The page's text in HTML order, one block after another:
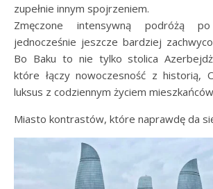
zupełnie innym spojrzeniem.
Zmęczone intensywną podróżą
jednocześnie jeszcze bardziej
Bo Baku to nie tylko stolica
które łączy nowoczesność z historią,
luksus z codziennym życiem
Miasto kontrastów, które naprawdę da